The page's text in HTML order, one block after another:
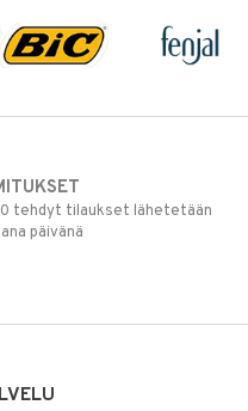
tehdyt tilaukset lähetetään
päivänä